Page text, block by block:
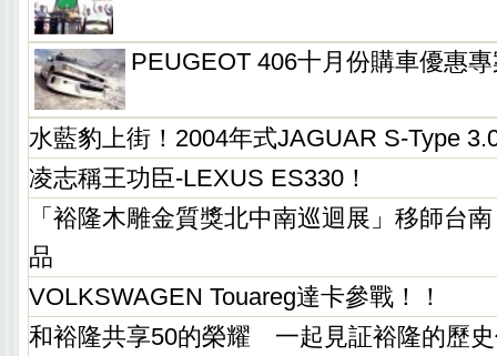
PEUGEOT 406十月份購車優惠專
水藍豹上街！2004年式JAGUAR S-Type
凌志稱王功臣-LEXUS ES330！
「裕隆木雕金質獎北中南巡迴展」移師台
品
VOLKSWAGEN Touareg達卡參戰！！
和裕隆共享50的榮耀 一起見証裕隆的歷